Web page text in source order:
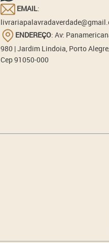
EMAIL:
ENDEREÇO: Av:
980 | Jardim Lindoia, Porto
Cep 91050-000